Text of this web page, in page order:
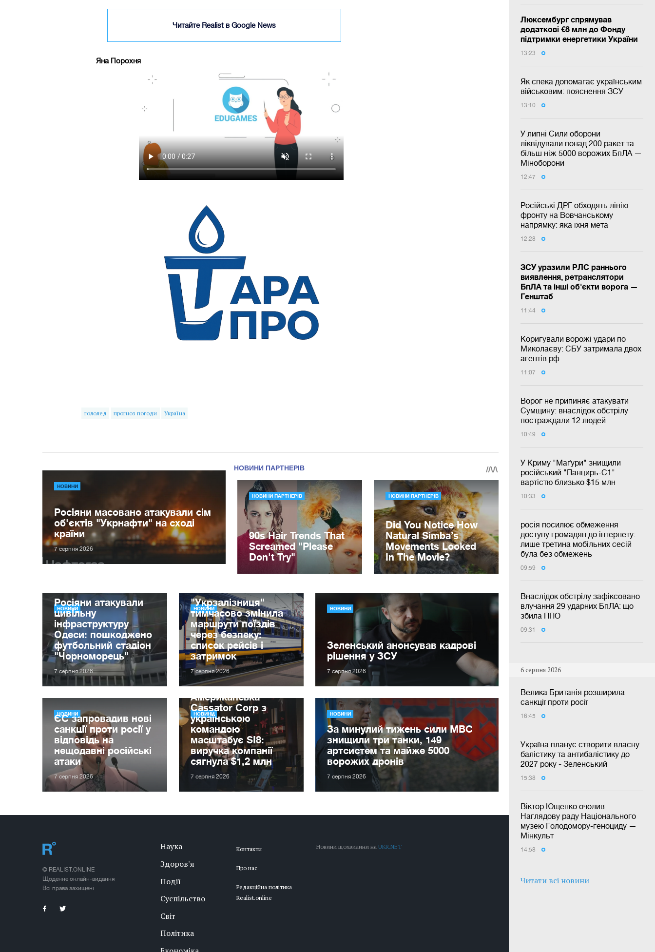
Люксембург спрямував
додаткові €8 млн до Фонду
підтримки енергетики України
13:23
Як спека допомагає українським
військовим: пояснення ЗСУ
13:10
У липні Сили оборони
ліквідували понад 200 ракет та
більш ніж 5000 ворожих БпЛА —
Міноборони
12:47
Російські ДРГ обходять лінію
фронту на Вовчанському
напрямку: яка їхня мета
12:28
ЗСУ уразили РЛС раннього
виявлення, ретранслятори
БпЛА та інші об'єкти ворога —
Генштаб
11:44
Коригували ворожі удари по
Миколаєву: СБУ затримала двох
агентів рф
11:07
Ворог не припиняє атакувати
Сумщину: внаслідок обстрілу
постраждали 12 людей
10:49
У Криму "Маґури" знищили
російський "Панцирь-С1"
вартістю близько $15 млн
10:33
росія посилює обмеження
доступу громадян до інтернету:
лише третина мобільних сесій
була без обмежень
09:59
Внаслідок обстрілу зафіксовано
влучання 29 ударних БпЛА: що
збила ППО
09:31
6 серпня 2026
Велика Британія розширила
санкції проти росії
16:45
Україна планує створити власну
балістику та антибалістику до
2027 року - Зеленський
15:38
Віктор Ющенко очолив
Наглядову раду Національного
музею Голодомору-геноциду —
Мінкульт
14:58
Читати всі новини
Читайте Realist в Google News
Яна Порохня
гололед прогноз погоди Україна
НОВИНИ
Росіяни масовано атакували сім
об'єктів "Укрнафти" на сході
країни
7 серпня 2026
НОВИНИ
Росіяни атакували
цивільну
інфраструктуру
Одеси: пошкоджено
футбольний стадіон
"Чорноморець"
7 серпня 2026
НОВИНИ
"Укрзалізниця"
тимчасово змінила
маршрути поїздів
через безпеку:
список рейсів і
затримок
7 серпня 2026
НОВИНИ
Зеленський анонсував кадрові
рішення у ЗСУ
7 серпня 2026
НОВИНИ
ЄС запровадив нові
санкції проти росії у
відповідь на
нещодавні російські
атаки
7 серпня 2026
НОВИНИ
Американська
Cassator Corp з
українською
командою
масштабує SI8:
виручка компанії
сягнула $1,2 млн
7 серпня 2026
НОВИНИ
За минулий тижень сили МВС
знищили три танки, 149
артсистем та майже 5000
ворожих дронів
7 серпня 2026
© REALIST.ONLINE
Щоденне онлайн-видання
Всі права захищені
Наука
Здоров'я
Події
Суспільство
Світ
Політика
Контакти
Про нас
Редакційна політика
Realist.online
Новини щохвилини наUKR.NET